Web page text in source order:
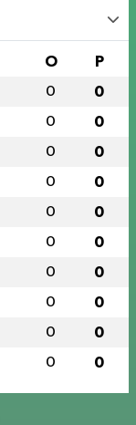
O P
0 0
0 0
0 0
0 0
0 0
0 0
0 0
0 0
0 0
0 0